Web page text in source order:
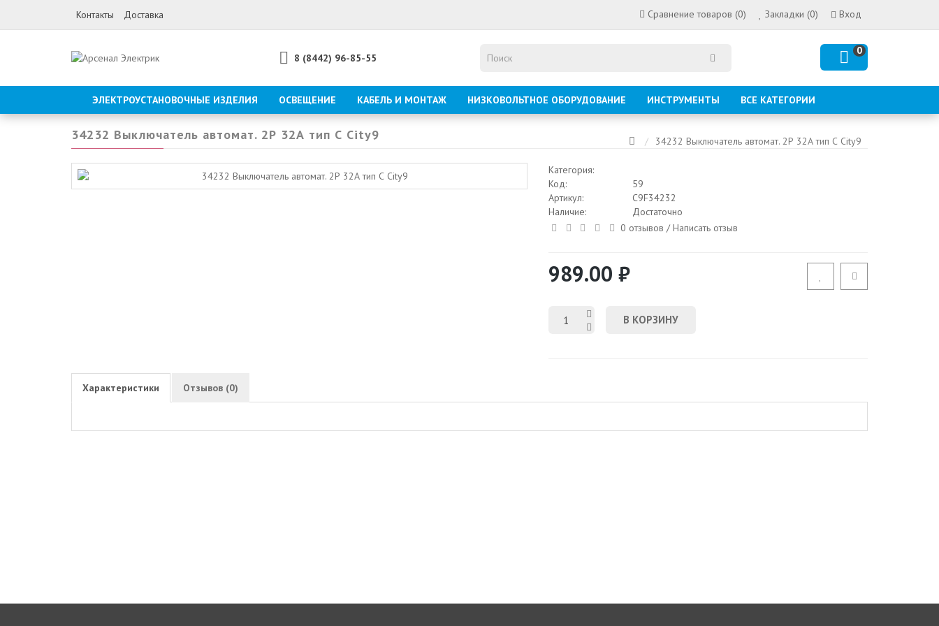
Контакты Доставка Вход
Закладки (0)
Сравнение товаров (0)
8 (8442) 96-85-55
0
ЭЛЕКТРОУСТАНОВОЧНЫЕ ИЗДЕЛИЯ ОСВЕЩЕНИЕ КАБЕЛЬ И МОНТАЖ НИЗКОВОЛЬТНОЕ ОБОРУДОВАНИЕ ИНСТРУМЕНТЫ ВСЕ КАТЕГОРИИ
34232 Выключатель автомат. 2Р 32А тип С City9
34232 Выключатель автомат. 2Р 32А тип С City9
Категория:
Код:
59
Артикул:
C9F34232
Наличие:
Достаточно
0 отзывов /Написать отзыв
989.00 ₽
В КОРЗИНУ
Характеристики Отзывов (0)